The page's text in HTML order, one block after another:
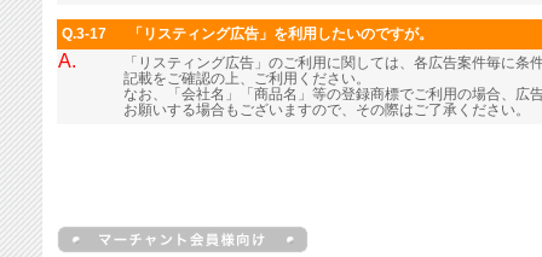
Q.3-17 「リスティング広告」を利用したいのですが。
A.
「リスティング広告」のご利用に関しては、各広告案件毎に
記載をご確認の上、ご利用ください。
なお、「会社名」「商品名」等の登録商標でご利用の場合、広
お願いする場合もございますので、その際はご了承ください。